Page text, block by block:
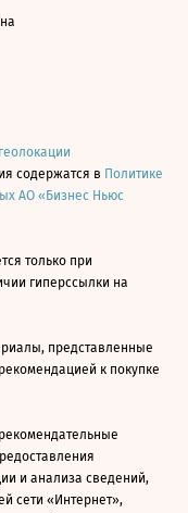
содержатся в Политике
АО «Бизнес Ньюс
только при
гиперссылки на
представленные
к покупке
и анализа сведений,
сети «Интернет»,